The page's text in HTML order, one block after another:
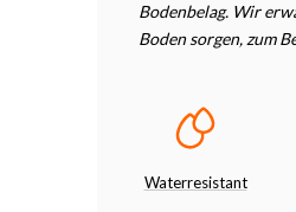
Bodenbelag. Wir
Boden sorgen, zum
Waterresistant